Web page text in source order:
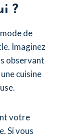
?
de
Imaginez
observant
cuisine
votre
Si vous